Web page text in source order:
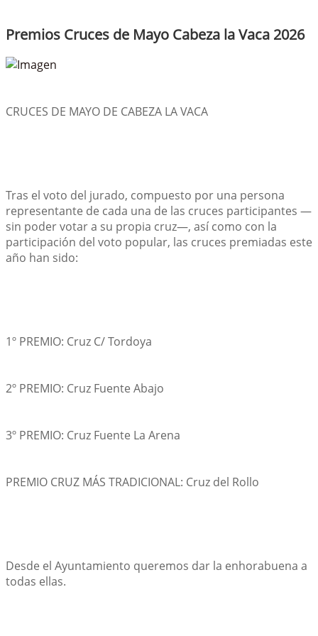
Premios Cruces de Mayo Cabeza la Vaca 2026
CRUCES DE MAYO DE CABEZA LA VACA
Tras el voto del jurado, compuesto por una persona
representante de cada una de las cruces participantes —
sin poder votar a su propia cruz—, así como con la
participación del voto popular, las cruces premiadas este
año han sido:
1º PREMIO: Cruz C/ Tordoya
2º PREMIO: Cruz Fuente Abajo
3º PREMIO: Cruz Fuente La Arena
PREMIO CRUZ MÁS TRADICIONAL: Cruz del Rollo
Desde el Ayuntamiento queremos dar la enhorabuena a
todas ellas.